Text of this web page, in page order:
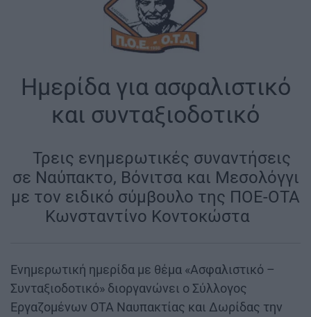
Ημερίδα για ασφαλιστικό
και συνταξιοδοτικό
Τρεις ενημερωτικές συναντήσεις
σε Ναύπακτο, Βόνιτσα και Μεσολόγγι
με τον ειδικό σύμβουλο της ΠΟΕ-ΟΤΑ
Κωνσταντίνο Κοντοκώστα
Ενημερωτική ημερίδα με θέμα «Ασφαλιστικό –
Συνταξιοδοτικό» διοργανώνει ο Σύλλογος
Εργαζομένων ΟΤΑ Ναυπακτίας και Δωρίδας την